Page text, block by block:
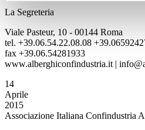
La Segreteria
Viale Pasteur, 10 - 00144 Roma
tel. +39.06.54.22.08.08
fax +39.06.54281933
www.alberghiconfindustria.it |
14
Aprile
2015
Associazione Italiana Confindustria